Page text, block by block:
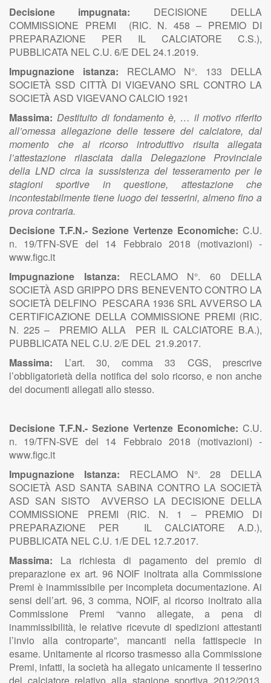
Decisione impugnata: DECISIONE DELLA
COMMISSIONE PREMI (RIC. N. 458 – PREMIO DI
PREPARAZIONE PER IL CALCIATORE C.S.),
PUBBLICATA NEL C.U. 6/E DEL 24.1.2019.
Impugnazione istanza: RECLAMO N°. 133 DELLA
SOCIETÀ SSD CITTÀ DI VIGEVANO SRL CONTRO LA
SOCIETÀ ASD VIGEVANO CALCIO 1921
Massima: Destituito di fondamento è, … il motivo riferito
all’omessa allegazione delle tessere del calciatore, dal
momento che al ricorso introduttivo risulta allegata
l’attestazione rilasciata dalla Delegazione Provinciale
della LND circa la sussistenza del tesseramento per le
stagioni sportive in questione, attestazione che
incontestabilmente tiene luogo dei tesserini, almeno fino a
prova contraria.
Decisione T.F.N.- Sezione Vertenze Economiche: C.U.
n. 19/TFN-SVE del 14 Febbraio 2018 (motivazioni) -
www.figc.it
Impugnazione Istanza: RECLAMO N°. 60 DELLA
SOCIETÀ ASD GRIPPO DRS BENEVENTO CONTRO LA
SOCIETÀ DELFINO PESCARA 1936 SRL AVVERSO LA
CERTIFICAZIONE DELLA COMMISSIONE PREMI (RIC.
N. 225 – PREMIO ALLA PER IL CALCIATORE B.A.),
PUBBLICATA NEL C.U. 2/E DEL 21.9.2017.
Massima: L’art. 30, comma 33 CGS, prescrive
l’obbligatorietà della notifica del solo ricorso, e non anche
dei documenti allegati allo stesso.
Decisione T.F.N.- Sezione Vertenze Economiche: C.U.
n. 19/TFN-SVE del 14 Febbraio 2018 (motivazioni) -
www.figc.it
Impugnazione Istanza: RECLAMO N°. 28 DELLA
SOCIETÀ ASD SANTA SABINA CONTRO LA SOCIETÀ
ASD SAN SISTO AVVERSO LA DECISIONE DELLA
COMMISSIONE PREMI (RIC. N. 1 – PREMIO DI
PREPARAZIONE PER IL CALCIATORE A.D.),
PUBBLICATA NEL C.U. 1/E DEL 12.7.2017.
Massima: La richiesta di pagamento del premio di
preparazione ex art. 96 NOIF inoltrata alla Commissione
Premi è inammissibile per incompleta documentazione. Ai
sensi dell’art. 96, 3 comma, NOIF, al ricorso inoltrato alla
Commissione Premi “vanno allegate, a pena di
inammissibilità, le relative ricevute di spedizioni attestanti
l’invio alla controparte”, mancanti nella fattispecie in
esame. Unitamente al ricorso trasmesso alla Commissione
Premi, infatti, la società ha allegato unicamente il tesserino